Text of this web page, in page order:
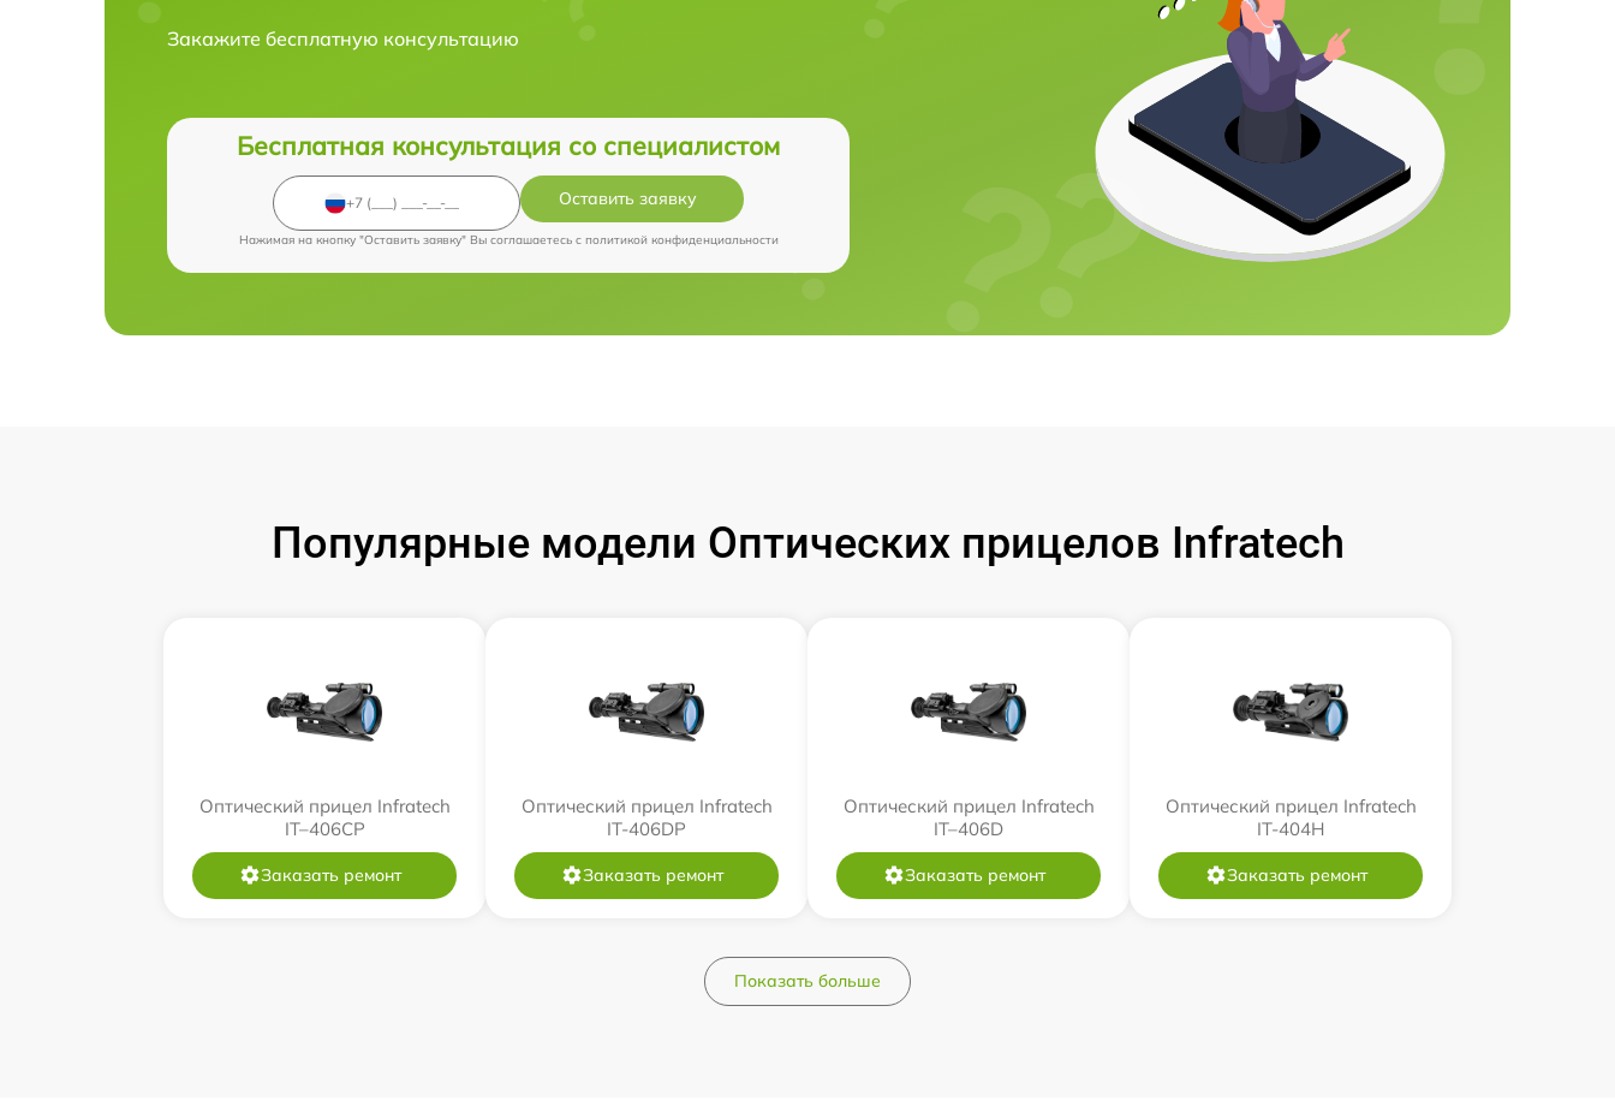
Закажите бесплатную консультацию
Бесплатная консультация со специалистом
Оставить заявку
Нажимая на кнопку "Оставить заявку" Вы соглашаетесь c политикой конфиденциальности
Популярные модели Оптических прицелов Infratech
Оптический прицел Infratech
IT–406СP
Заказать ремонт
Оптический прицел Infratech
IT-406DP
Заказать ремонт
Оптический прицел Infratech
IT–406D
Заказать ремонт
Оптический прицел Infratech
IT-404H
Заказать ремонт
Показать больше